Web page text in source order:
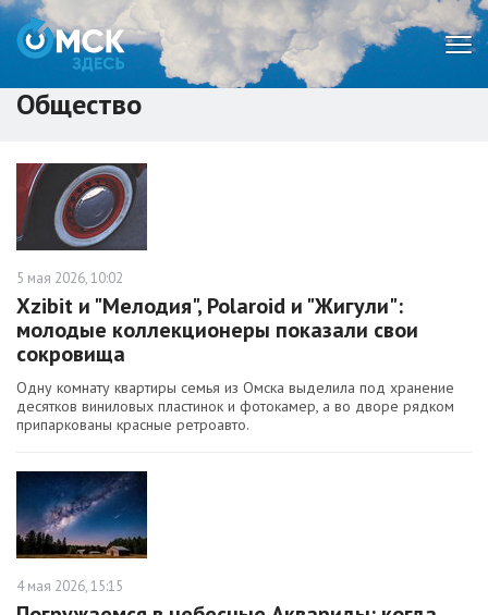
Общество
5 мая 2026, 10:02
Xzibit и "Мелодия", Polaroid и "Жигули":
молодые коллекционеры показали свои
сокровища
Одну комнату квартиры семья из Омска выделила под хранение
десятков виниловых пластинок и фотокамер, а во дворе рядком
припаркованы красные ретроавто.
4 мая 2026, 15:15